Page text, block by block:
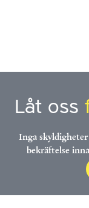
Låt oss
Inga
bekräftelse